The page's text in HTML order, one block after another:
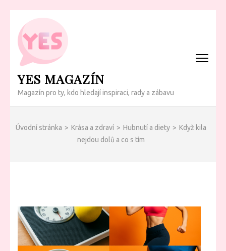
Přeskočit
obsah
(Enter)
YES MAGAZÍN
Magazín pro ty, kdo hledají inspiraci, rady a zábavu
Úvodní stránka > Krása a zdraví > Hubnutí a diety > Když kila
nejdou dolů a co s tím